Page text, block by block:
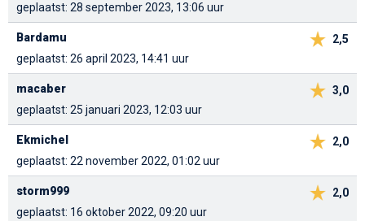
geplaatst: 28 september 2023, 13:06 uur
2,5
Bardamu
geplaatst: 26 april 2023, 14:41 uur
3,0
macaber
geplaatst: 25 januari 2023, 12:03 uur
2,0
Ekmichel
geplaatst: 22 november 2022, 01:02 uur
2,0
storm999
geplaatst: 16 oktober 2022, 09:20 uur